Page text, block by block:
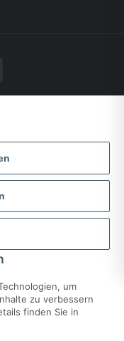
um
zu verbessern
finden Sie in
vorbehalten.